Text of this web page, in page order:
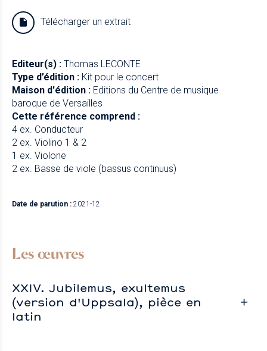
Télécharger un extrait
Editeur(s) : Thomas LECONTE
Type d’édition : Kit pour le concert
Maison d'édition : Editions du Centre de musique
baroque de Versailles
Cette référence comprend :
4 ex. Conducteur
2 ex. Violino 1 & 2
1 ex. Violone
2 ex. Basse de viole (bassus continuus)
Date de parution : 2021-12
Les œuvres
XXIV. Jubilemus, exultemus
(version d'Uppsala), pièce en
latin